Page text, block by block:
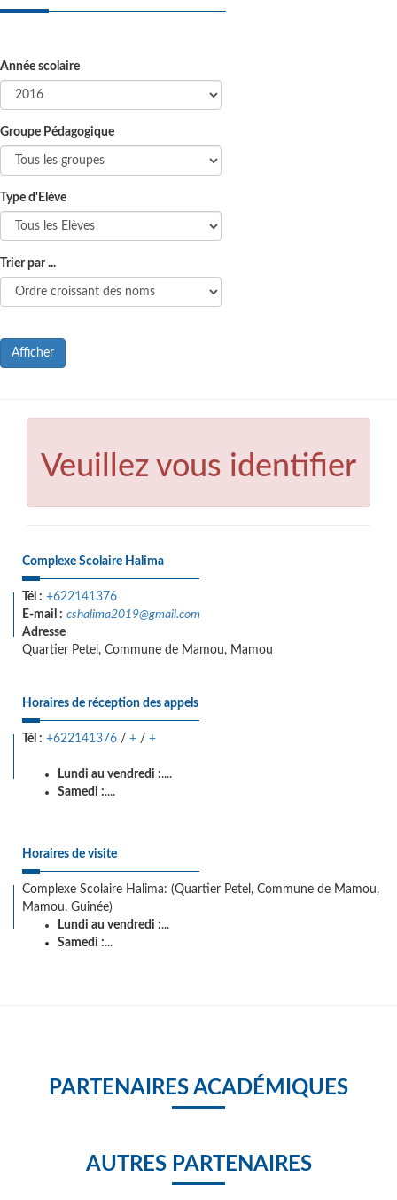
Année scolaire
Groupe Pédagogique
Type d'Elève
Trier par ...
Afficher
Veuillez vous identifier
Complexe Scolaire Halima
Tél : +622141376
E-mail : cshalima2019@gmail.com
Adresse
Quartier Petel, Commune de Mamou, Mamou
Horaires de réception des appels
Tél : +622141376 / + / +
Lundi au vendredi :....
Samedi :....
Horaires de visite
Complexe Scolaire Halima: (Quartier Petel, Commune de Mamou,
Mamou, Guinée)
Lundi au vendredi :...
Samedi :...
PARTENAIRES ACADÉMIQUES
AUTRES PARTENAIRES